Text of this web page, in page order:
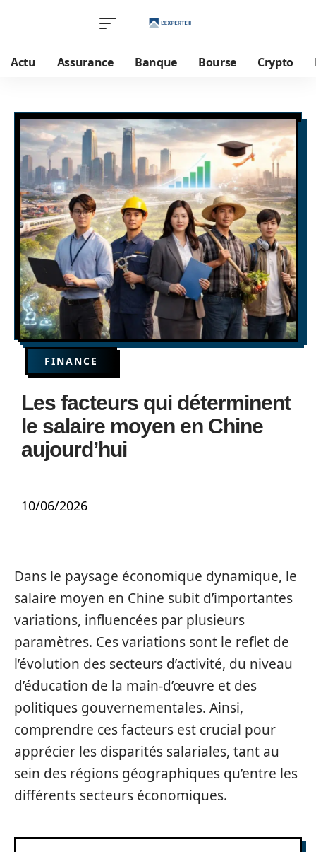
Actu Assurance Banque Bourse Crypto
FINANCE
Les facteurs qui déterminent
le salaire moyen en Chine
aujourd’hui
10/06/2026
Dans le paysage économique dynamique, le
salaire moyen en Chine subit d’importantes
variations, influencées par plusieurs
paramètres. Ces variations sont le reflet de
l’évolution des secteurs d’activité, du niveau
d’éducation de la main-d’œuvre et des
politiques gouvernementales. Ainsi,
comprendre ces facteurs est crucial pour
apprécier les disparités salariales, tant au
sein des régions géographiques qu’entre les
différents secteurs économiques.